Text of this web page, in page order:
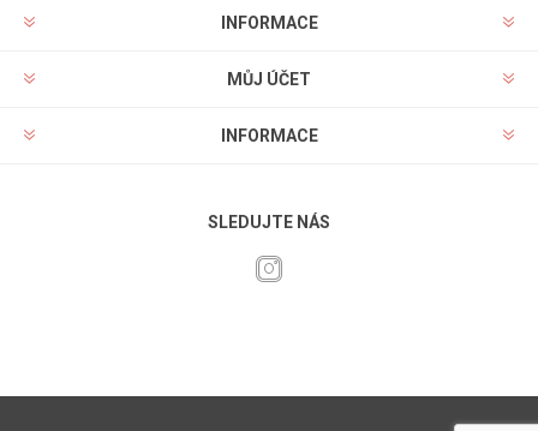
INFORMACE
MŮJ ÚČET
INFORMACE
SLEDUJTE NÁS